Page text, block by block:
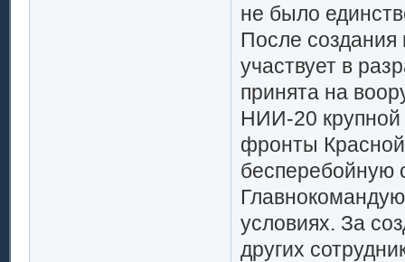
не было
После
участвует в
принята на
НИИ-20
фронты
бесперебойную
условиях. За
других